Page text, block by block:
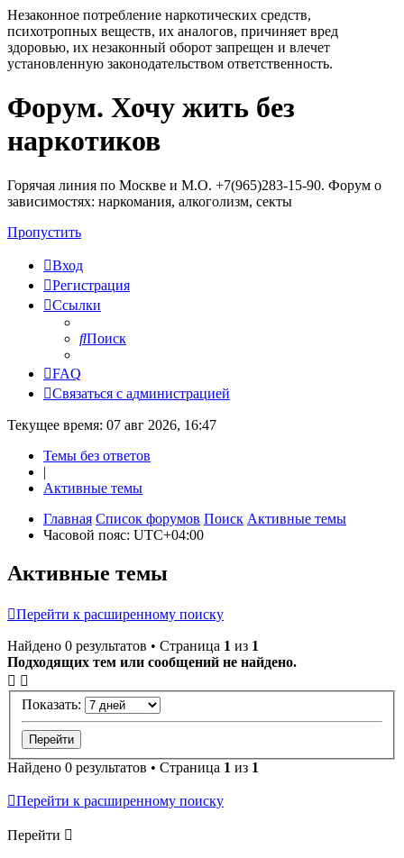
Незаконное потребление наркотических средств,
психотропных веществ, их аналогов, причиняет вред
здоровью, их незаконный оборот запрещен и влечет
установленную законодательством ответственность.
Регистрация
Форум. Хочу жить без
наркотиков
Горячая линия по Москве и М.О. +7(965)283-15-90. Форум о
зависимостях: наркомания, алкоголизм, секты
Пропустить
Вход
Регистрация
Ссылки
Поиск
FAQ
Связаться с администрацией
Текущее время: 07 авг 2026, 16:47
Темы без ответов
|
Активные темы
Главная Список форумов Поиск Активные темы
Часовой пояс: UTC+04:00
Активные темы
Перейти к расширенному поиску
Найдено 0 результатов • Страница 1 из 1
Подходящих тем или сообщений не найдено.
Показать:
Найдено 0 результатов • Страница 1 из 1
Перейти к расширенному поиску
Перейти